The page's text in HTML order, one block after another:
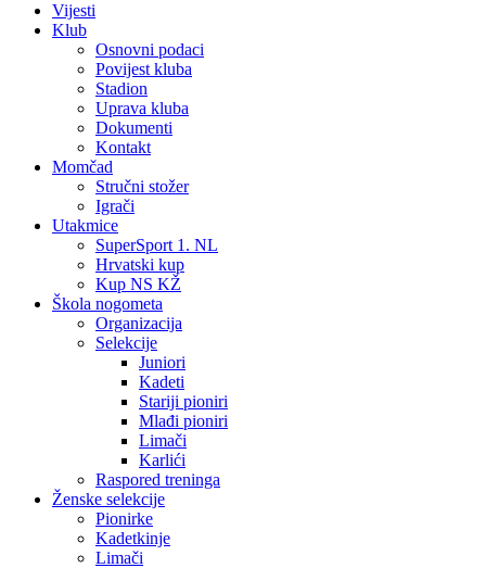
Vijesti
Klub
Osnovni podaci
Povijest kluba
Stadion
Uprava kluba
Dokumenti
Kontakt
Momčad
Stručni stožer
Igrači
Utakmice
SuperSport 1. NL
Hrvatski kup
Kup NS KŽ
Škola nogometa
Organizacija
Selekcije
Juniori
Kadeti
Stariji pioniri
Mlađi pioniri
Limači
Karlići
Raspored treninga
Ženske selekcije
Pionirke
Kadetkinje
Limači